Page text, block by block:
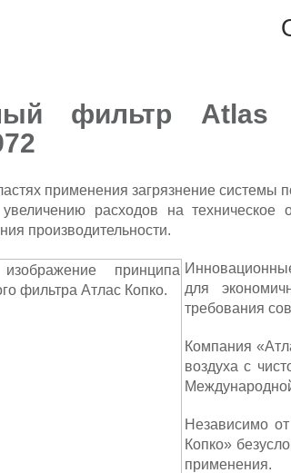
фильтр Atlas
применения загрязнение системы
увеличению расходов на
производительности.
для
требования
Компания
воздуха с
Независимо
Копко»
применения.